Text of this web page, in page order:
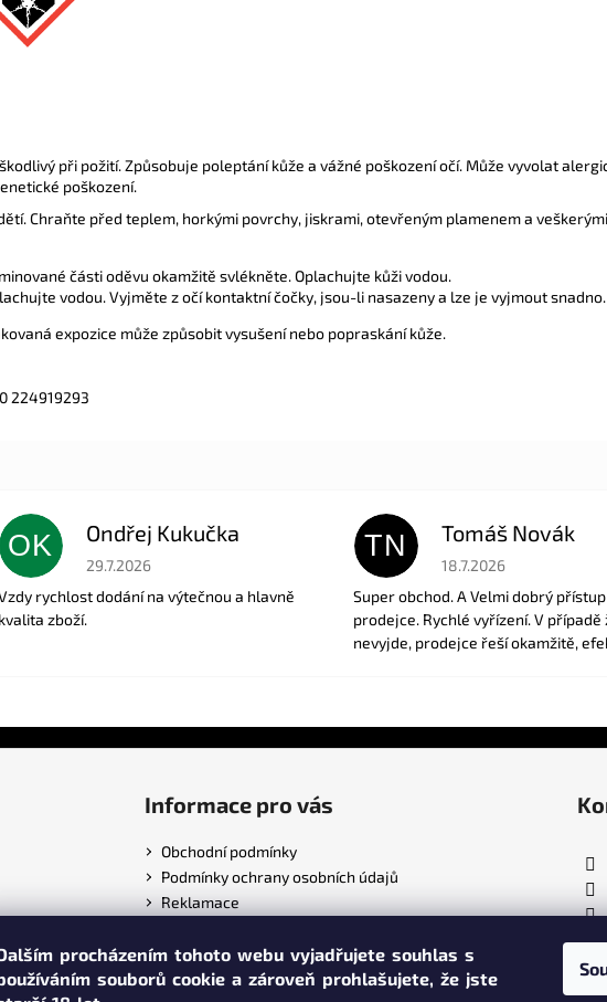
procházením tohoto webu vyjadřujete souhlas s
souborů cookie a zároveň prohlašujete, že jste
při požití. Způsobuje poleptání kůže a vážné poškození očí. Může vyvolat
poškození.
dětí. Chraňte před teplem, horkými povrchy, jiskrami, otevřeným plamenem a
části oděvu okamžitě svlékněte. Oplachujte kůži vodou.
vodou. Vyjměte z očí kontaktní čočky, jsou-li nasazeny a lze je vyjmout
expozice může způsobit vysušení nebo popraskání kůže.
224919293
OK Ondřej Kukučka
Hodnocení obchodu je 5 z 5 hvězdiček.
29.7.2026
rychlost dodání na výtečnou a hlavně
kvalita zboží.
TN Tomáš Novák
Hodnocení obchodu je 5
18.7.2026
Super obchod. A Velmi dobrý přístup
prodejce. Rychlé vyřízení. V případě
nevyjde, prodejce řeší okamžitě,
Informace pro vás
Obchodní podmínky
Podmínky ochrany osobních údajů
Reklamace